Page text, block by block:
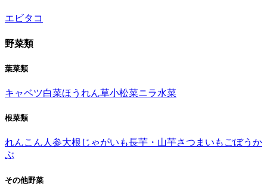
エビタコ
野菜類
葉菜類
キャベツ白菜ほうれん草小松菜ニラ水菜
根菜類
れんこん人参大根 じゃがいも長芋・山芋さつまいも ごぼう か
ぶ
その他野菜